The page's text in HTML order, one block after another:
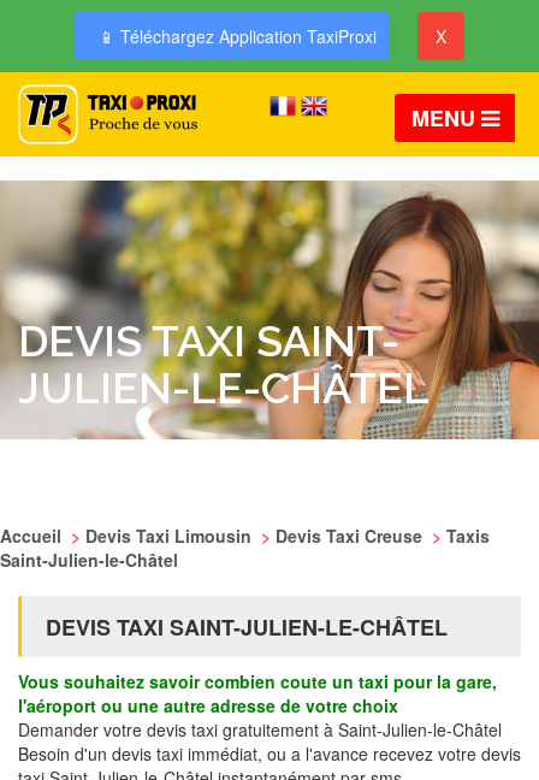
📱 Téléchargez Application TaxiProxi X
MENU
DEVIS TAXI SAINT-
JULIEN-LE-CHÂTEL
Accueil > Devis Taxi Limousin > Devis Taxi Creuse > Taxis
Saint-Julien-le-Châtel
DEVIS TAXI SAINT-JULIEN-LE-CHÂTEL
Vous souhaitez savoir combien coute un taxi pour la gare,
l'aéroport ou une autre adresse de votre choix
Demander votre devis taxi gratuitement à Saint-Julien-le-Châtel
Besoin d'un devis taxi immédiat, ou a l'avance recevez votre devis